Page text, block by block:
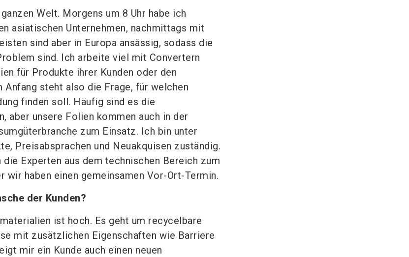
Welt. Morgens um 8 Uhr habe ich
asiatischen Unternehmen, nachmittags mit
sind aber in Europa ansässig, sodass die
sind. Ich arbeite viel mit Convertern
für Produkte ihrer Kunden oder den
Anfang steht also die Frage, für welchen
finden soll. Häufig sind es die
aber unsere Folien kommen auch in der
zum Einsatz. Ich bin unter
Preisabsprachen und Neuakquisen zuständig.
die Experten aus dem technischen Bereich zum
wir haben einen gemeinsamen Vor-Ort-Termin.
der Kunden?
ist hoch. Es geht um recycelbare
mit zusätzlichen Eigenschaften wie Barriere
mir ein Kunde auch einen neuen